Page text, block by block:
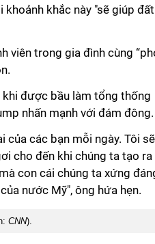
khắc này "sẽ giúp đất
viên trong gia đình cùng
được bầu làm tổng thống
nhấn mạnh với đám đông.
của các bạn mỗi ngày. Tôi sẽ
cho đến khi chúng ta tạo ra
con cái chúng ta xứng
nước Mỹ", ông hứa hẹn.
CNN).